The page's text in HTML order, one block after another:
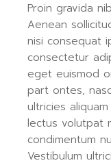
Proin gravida
Aenean
nisi consequat
consectetur
eget euismod
part ontes,
ultricies
lectus volutpat
condimentum
Vestibulum